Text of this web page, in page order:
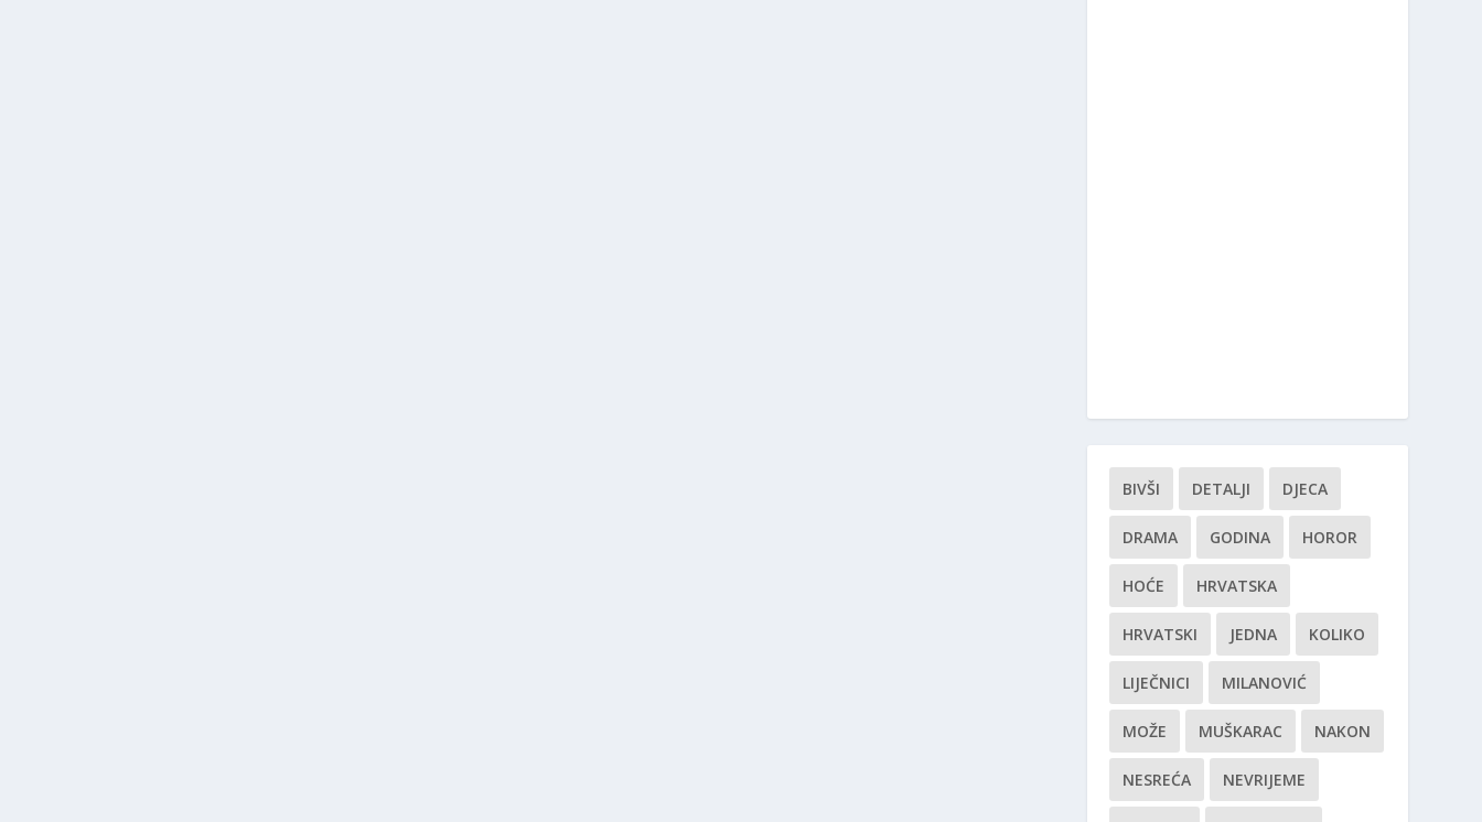
BIVŠI DETALJI DJECA
DRAMA GODINA HOROR
HOĆE HRVATSKA
HRVATSKI JEDNA KOLIKO
LIJEČNICI MILANOVIĆ
MOŽE MUŠKARAC NAKON
NESREĆA NEVRIJEME